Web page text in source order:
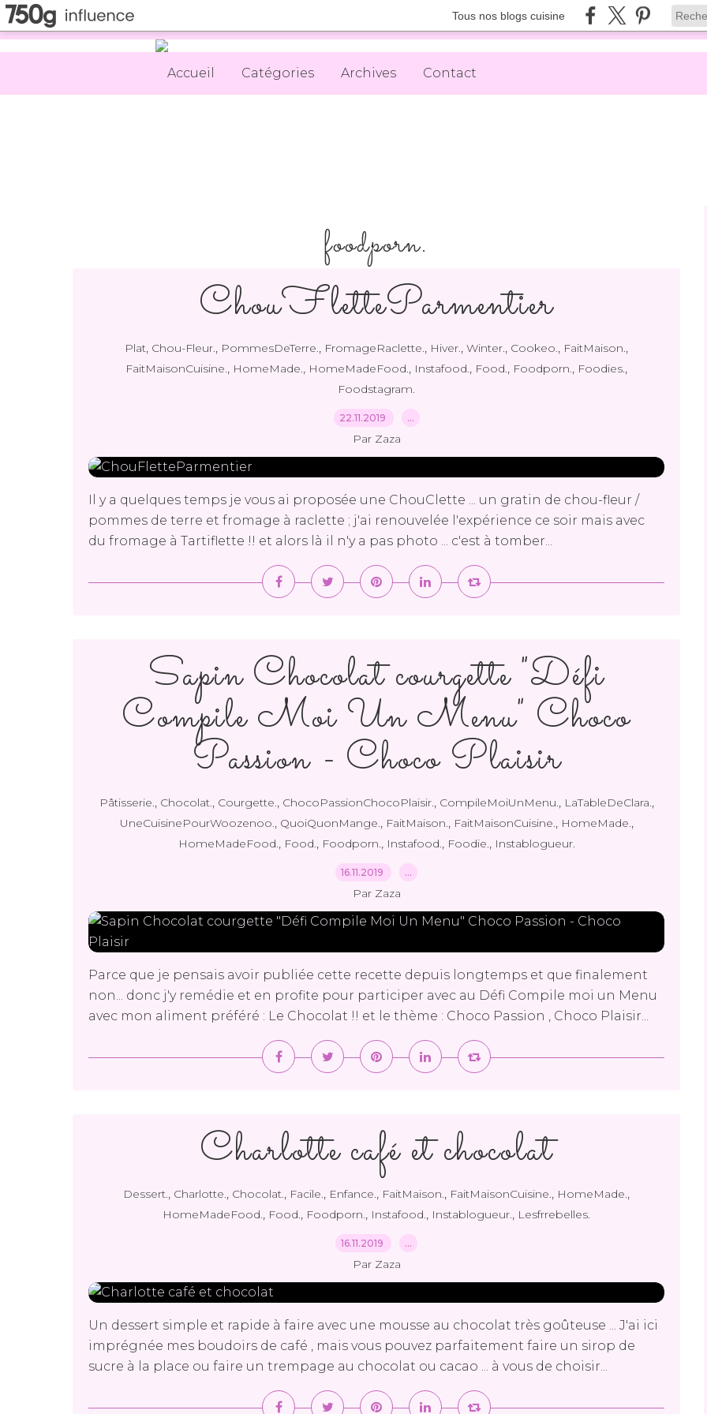
Tous nos blogs cuisine
Accueil Catégories Archives Contact
foodporn.
ChouFletteParmentier
Plat, Chou-Fleur., PommesDeTerre., FromageRaclette., Hiver., Winter., Cookeo., FaitMaison.,
FaitMaisonCuisine., HomeMade., HomeMadeFood., Instafood., Food., Foodporn., Foodies.,
Foodstagram.
22.11.2019 …
Par Zaza
Il y a quelques temps je vous ai proposée une ChouClette ... un gratin de chou-fleur /
pommes de terre et fromage à raclette ; j'ai renouvelée l'expérience ce soir mais avec
du fromage à Tartiflette !! et alors là il n'y a pas photo ... c'est à tomber...
Sapin Chocolat courgette "Défi
Compile Moi Un Menu" Choco
Passion - Choco Plaisir
Pâtisserie., Chocolat., Courgette., ChocoPassionChocoPlaisir., CompileMoiUnMenu., LaTableDeClara.,
UneCuisinePourWoozenoo., QuoiQuonMange., FaitMaison., FaitMaisonCuisine., HomeMade.,
HomeMadeFood., Food., Foodporn., Instafood., Foodie., Instablogueur.
16.11.2019 …
Par Zaza
Parce que je pensais avoir publiée cette recette depuis longtemps et que finalement
non... donc j'y remédie et en profite pour participer avec au Défi Compile moi un Menu
avec mon aliment préféré : Le Chocolat !! et le thème : Choco Passion , Choco Plaisir...
Charlotte café et chocolat
Dessert., Charlotte., Chocolat., Facile., Enfance., FaitMaison., FaitMaisonCuisine., HomeMade.,
HomeMadeFood., Food., Foodporn., Instafood., Instablogueur., Lesfrrebelles.
16.11.2019 …
Par Zaza
Un dessert simple et rapide à faire avec une mousse au chocolat très goûteuse ... J'ai ici
imprégnée mes boudoirs de café , mais vous pouvez parfaitement faire un sirop de
sucre à la place ou faire un trempage au chocolat ou cacao ... à vous de choisir...